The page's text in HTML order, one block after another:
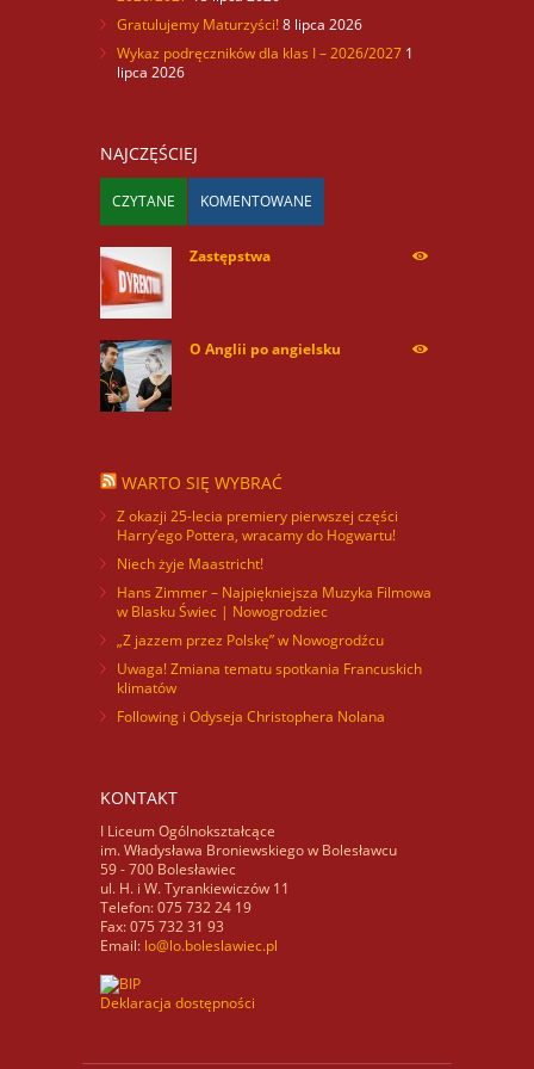
Gratulujemy Maturzyści!8 lipca 2026
Wykaz podręczników dla klas I – 2026/2027 1
lipca 2026
NAJCZĘŚCIEJ
CZYTANE KOMENTOWANE
Zastępstwa
O Anglii po angielsku
WARTO SIĘ WYBRAĆ
Z okazji 25-lecia premiery pierwszej części
Harry’ego Pottera, wracamy do Hogwartu!
Niech żyje Maastricht!
Hans Zimmer – Najpiękniejsza Muzyka Filmowa
w Blasku Świec | Nowogrodziec
„Z jazzem przez Polskę” w Nowogrodźcu
Uwaga! Zmiana tematu spotkania Francuskich
klimatów
Following i Odyseja Christophera Nolana
KONTAKT
I Liceum Ogólnokształcące
im. Władysława Broniewskiego w Bolesławcu
59 - 700 Bolesławiec
ul. H. i W. Tyrankiewiczów 11
Telefon: 075 732 24 19
Fax: 075 732 31 93
Email: lo@lo.boleslawiec.pl
Deklaracja dostępności